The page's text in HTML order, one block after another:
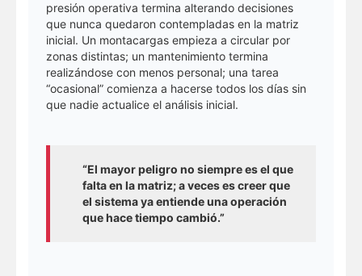
presión operativa termina alterando decisiones
que nunca quedaron contempladas en la matriz
inicial. Un montacargas empieza a circular por
zonas distintas; un mantenimiento termina
realizándose con menos personal; una tarea
“ocasional” comienza a hacerse todos los días sin
que nadie actualice el análisis inicial.
“El mayor peligro no siempre es el que
falta en la matriz; a veces es creer que
el sistema ya entiende una operación
que hace tiempo cambió.”